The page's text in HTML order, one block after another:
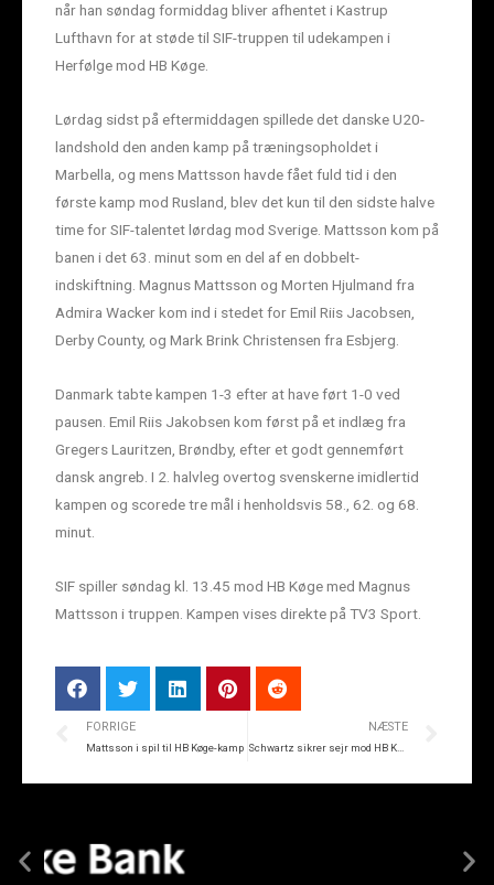
når han søndag formiddag bliver afhentet i Kastrup
Lufthavn for at støde til SIF-truppen til udekampen i
Herfølge mod HB Køge.
Lørdag sidst på eftermiddagen spillede det danske U20-
landshold den anden kamp på træningsopholdet i
Marbella, og mens Mattsson havde fået fuld tid i den
første kamp mod Rusland, blev det kun til den sidste halve
time for SIF-talentet lørdag mod Sverige. Mattsson kom på
banen i det 63. minut som en del af en dobbelt-
indskiftning. Magnus Mattsson og Morten Hjulmand fra
Admira Wacker kom ind i stedet for Emil Riis Jacobsen,
Derby County, og Mark Brink Christensen fra Esbjerg.
Danmark tabte kampen 1-3 efter at have ført 1-0 ved
pausen. Emil Riis Jakobsen kom først på et indlæg fra
Gregers Lauritzen, Brøndby, efter et godt gennemført
dansk angreb. I 2. halvleg overtog svenskerne imidlertid
kampen og scorede tre mål i henholdsvis 58., 62. og 68.
minut.
SIF spiller søndag kl. 13.45 mod HB Køge med Magnus
Mattsson i truppen. Kampen vises direkte på TV3 Sport.
FORRIGE
Mattsson i spil til HB Køge-kamp
NÆSTE
Schwartz sikrer sejr mod HB Køge